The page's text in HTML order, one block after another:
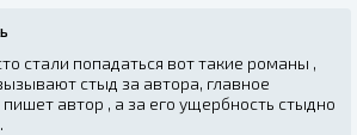
стали попадаться вот такие романы ,
стыд за автора, главное
автор , а за его ущербность стыдно